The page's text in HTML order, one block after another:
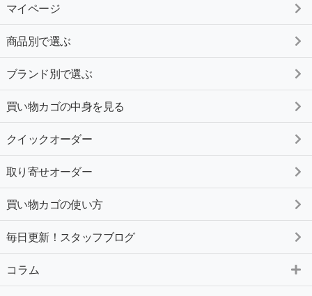
マイページ
商品別で選ぶ
ブランド別で選ぶ
買い物カゴの中身を見る
クイックオーダー
取り寄せオーダー
買い物カゴの使い方
毎日更新！スタッフブログ
コラム